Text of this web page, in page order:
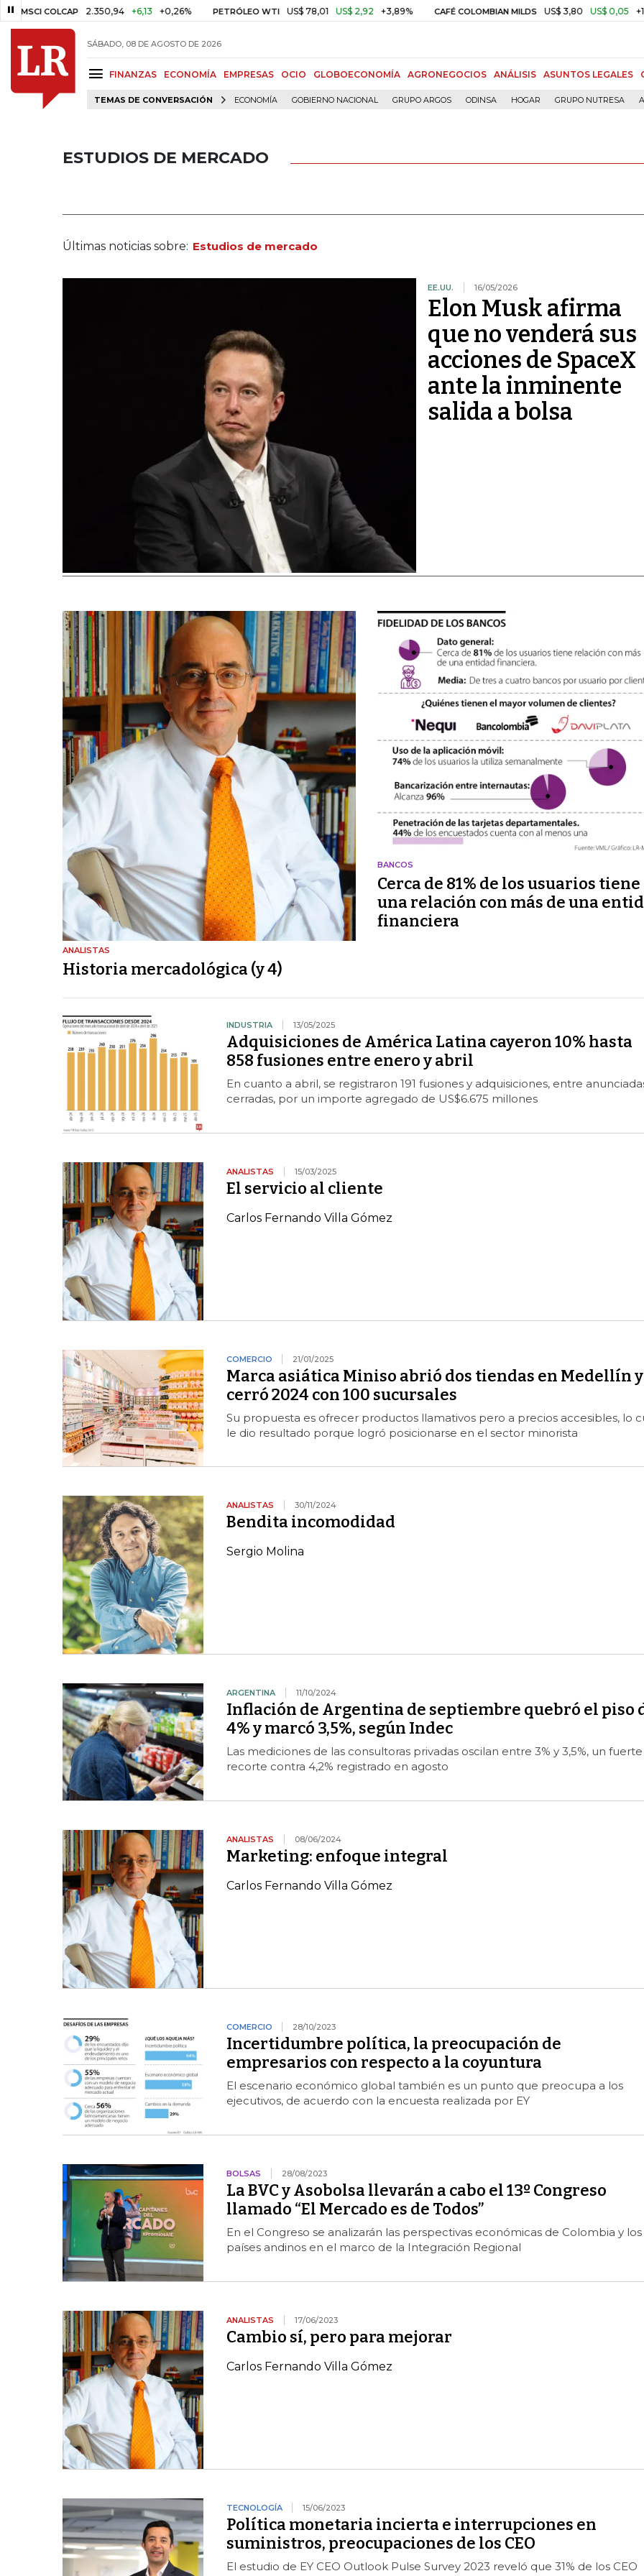
2.350,94 +6,13 +0,26% PETRÓLEO WTI US$ 78,01 US$ 2,92 +3,89% CAFÉ COLOMBIAN MILDS US$ 3,80 US$ 0,05 +1,40%
SÁBADO, 08 DE AGOSTO DE 2026
FINANZAS ECONOMÍA EMPRESAS OCIO GLOBOECONOMÍA AGRONEGOCIOS ANÁLISIS ASUNTOS LEGALES
TEMAS DE CONVERSACIÓN ECONOMÍA GOBIERNO NACIONAL GRUPO ARGOS ODINSA HOGAR GRUPO NUTRESA
ESTUDIOS DE MERCADO
Últimas noticias sobre: Estudios de mercado
EE.UU. 16/05/2026
Elon Musk afirma
que no venderá sus
acciones de SpaceX
ante la inminente
salida a bolsa
ANALISTAS
Historia mercadológica (y 4)
BANCOS
Cerca de 81% de los usuarios tiene
una relación con más de una
financiera
INDUSTRIA 13/05/2025
Adquisiciones de América Latina cayeron 10% hasta
858 fusiones entre enero y abril
En cuanto a abril, se registraron 191 fusiones y adquisiciones, entre
cerradas, por un importe agregado de US$6.675 millones
ANALISTAS 15/03/2025
El servicio al cliente
Carlos Fernando Villa Gómez
COMERCIO 21/01/2025
Marca asiática Miniso abrió dos tiendas en Medellín y
cerró 2024 con 100 sucursales
Su propuesta es ofrecer productos llamativos pero a precios accesibles, lo
le dio resultado porque logró posicionarse en el sector minorista
ANALISTAS 30/11/2024
Bendita incomodidad
Sergio Molina
ARGENTINA 11/10/2024
Inflación de Argentina de septiembre quebró el piso
4% y marcó 3,5%, según Indec
Las mediciones de las consultoras privadas oscilan entre 3% y 3,5%, un fuerte
recorte contra 4,2% registrado en agosto
ANALISTAS 08/06/2024
Marketing: enfoque integral
Carlos Fernando Villa Gómez
COMERCIO 28/10/2023
Incertidumbre política, la preocupación de
empresarios con respecto a la coyuntura
El escenario económico global también es un punto que preocupa a los
ejecutivos, de acuerdo con la encuesta realizada por EY
BOLSAS 28/08/2023
La BVC y Asobolsa llevarán a cabo el 13º Congreso
llamado “El Mercado es de Todos”
En el Congreso se analizarán las perspectivas económicas de Colombia y los
países andinos en el marco de la Integración Regional
ANALISTAS 17/06/2023
Cambio sí, pero para mejorar
Carlos Fernando Villa Gómez
TECNOLOGÍA 15/06/2023
Política monetaria incierta e interrupciones en
suministros, preocupaciones de los CEO
El estudio de EY CEO Outlook Pulse Survey 2023 reveló que 31% de los CEO